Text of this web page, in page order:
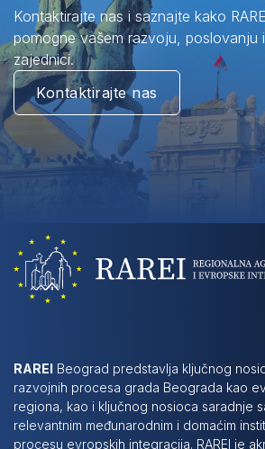
Kontaktirajte nas i saznajte kako
pomogne vašem razvoju, poslovanju
zajednici.
Kontaktirajte nas
RAREI Beograd predstavlja ključnog
razvojnih procesa grada Beograda kao
regiona, kao i ključnog nosioca saradnje
relevantnim međunarodnim i domaćim
procesu evropskih integracija. RAREI je